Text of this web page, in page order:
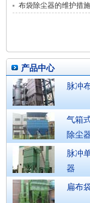
布袋除尘器的维护措施
产品中心
脉冲
气箱
除尘
脉冲
器
扁布